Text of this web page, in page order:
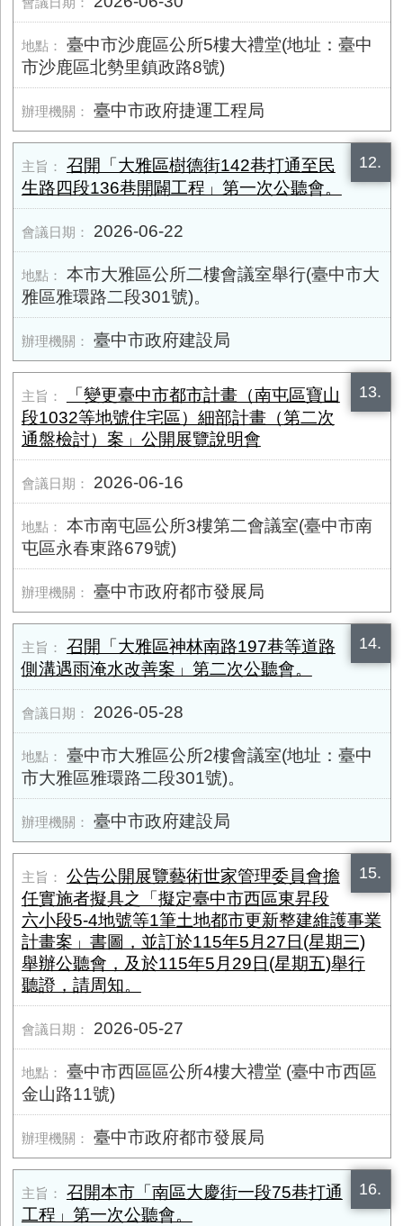
臺中市沙鹿區公所5樓大禮堂(地址：臺中
市沙鹿區北勢里鎮政路8號)
臺中市政府捷運工程局
12.
召開「大雅區樹德街142巷打通至民
生路四段136巷開闢工程」第一次公聽會。
2026-06-22
本市大雅區公所二樓會議室舉行(臺中市大
雅區雅環路二段301號)。
臺中市政府建設局
13.
「變更臺中市都市計畫（南屯區寶山
段​1032等地號住宅區）細部計畫（第二次
通盤檢討）案」公開展覽說明會
2026-06-16
本市南屯區公所3樓第二會議室(臺中市南
屯區永春東路​679號)
臺中市政府都市發展局
14.
召開「大雅區神林南路197巷等道路
側溝遇雨淹水改善案」第二次公聽會。
2026-05-28
臺中市大雅區公所2樓會議室(地址：臺中
市大雅區雅環路二段301號)。
臺中市政府建設局
15.
公告公開展覽藝術世家管理委員會擔
任實施者擬具之「擬定臺中市西區東昇段
六小段5-4地號等1筆土地都市更新整建維護事業
計畫案」書圖，並訂於115年5月27日(星期三)
舉辦公聽會，及於115年5月29日(星期五)舉行
聽證，請周知。
2026-05-27
臺中市西區區公所4樓大禮堂 (臺中市西區
金山路11號)
臺中市政府都市發展局
16.
召開本市「南區大慶街一段75巷打通
工程」第一次公聽會。